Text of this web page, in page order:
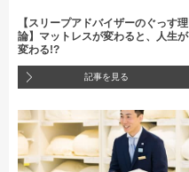
【スリープアドバイザーのぐっす理
論】マットレスが変わると、人生が
変わる!?
記事を見る